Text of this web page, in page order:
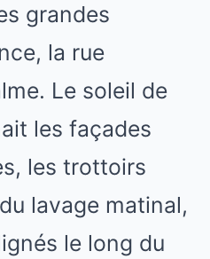
grandes
la rue
Le soleil de
les façades
les trottoirs
lavage matinal,
le long du